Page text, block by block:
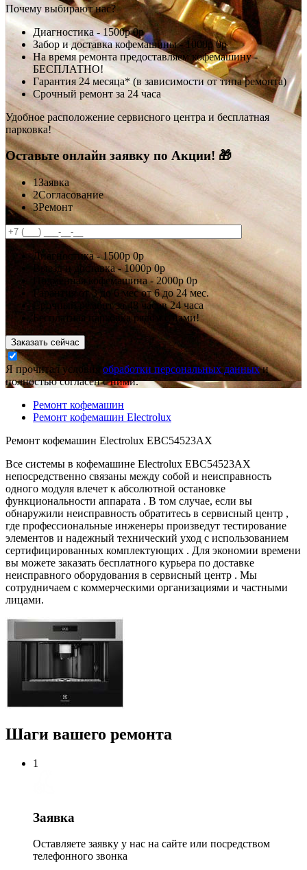
Почему выбирают нас?
Диагностика -1500р0р
Забор и доставка кофемашины -1000р0р
На время ремонта предоставляем кофемашину -
БЕСПЛАТНО!
Гарантия 24 месяца* (в зависимости от типа ремонта)
Срочный ремонт за 24 часа
Удобное расположение сервисного центра и бесплатная
парковка!
Оставьте онлайн заявку по Акции! 🎁
1Заявка
2Согласование
3Ремонт
Диагностика -1500р0р
Выезд и доставка -1000р 0р
Подменная кофемашина -2000р0р
Гарантия
от 3 до 6 месот 6 до 24 мес.
Срочный ремонт за48 часов24 часа
Бесплатная парковка рядом с нами!
Заказать сейчас
Я прочитал условия обработки персональных данныхи
полностью согласен с ними.
Ремонт кофемашин
Ремонт кофемашин Electrolux
Ремонт кофемашин Electrolux EBC54523AX
Все системы в кофемашине Electrolux EBC54523AX
непосредственно связаны между собой и неисправность
одного модуля влечет к абсолютной остановке
функциональности аппарата . В том случае, если вы
обнаружили неисправность обратитесь в сервисный центр ,
где профессиональные инженеры произведут тестирование
элементов и надежный технический уход с использованием
сертифицированных комплектующих . Для экономии времени
вы можете заказать бесплатного курьера по доставке
неисправного оборудования в сервисный центр . Мы
сотрудничаем с коммерческими организациями и частными
лицами.
Шаги вашего ремонта
1
Заявка
Оставляете заявку у нас на сайте или посредством
телефонного звонка